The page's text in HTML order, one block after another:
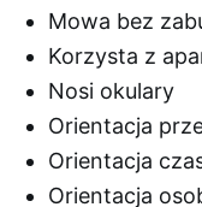
Mowa bez
Korzysta z
Nosi okulary
Orientacja
Orientacja
Orientacja